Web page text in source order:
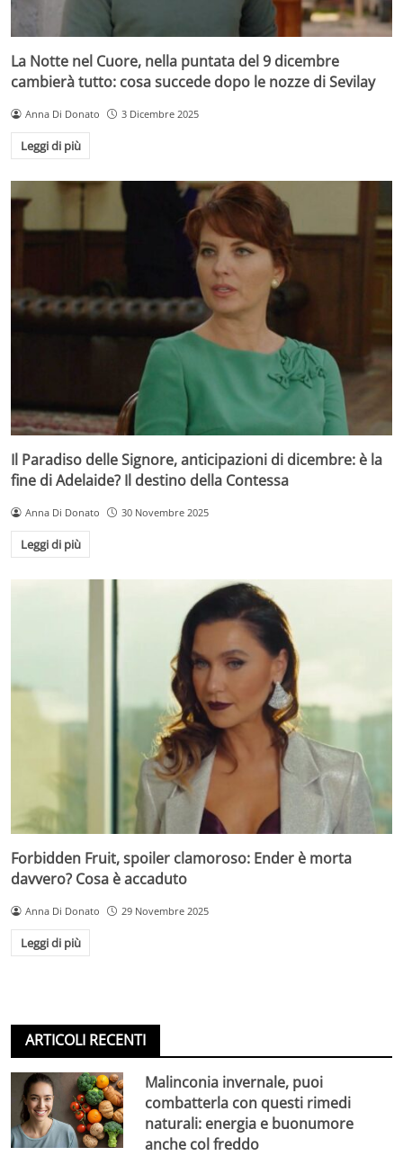
La Notte nel Cuore, nella puntata del 9 dicembre
cambierà tutto: cosa succede dopo le nozze di Sevilay
Anna Di Donato 3 Dicembre 2025
Leggi di più
Il Paradiso delle Signore, anticipazioni di dicembre: è la
fine di Adelaide? Il destino della Contessa
Anna Di Donato 30 Novembre 2025
Leggi di più
Forbidden Fruit, spoiler clamoroso: Ender è morta
davvero? Cosa è accaduto
Anna Di Donato 29 Novembre 2025
Leggi di più
ARTICOLI RECENTI
Malinconia invernale, puoi
combatterla con questi rimedi
naturali: energia e buonumore
anche col freddo